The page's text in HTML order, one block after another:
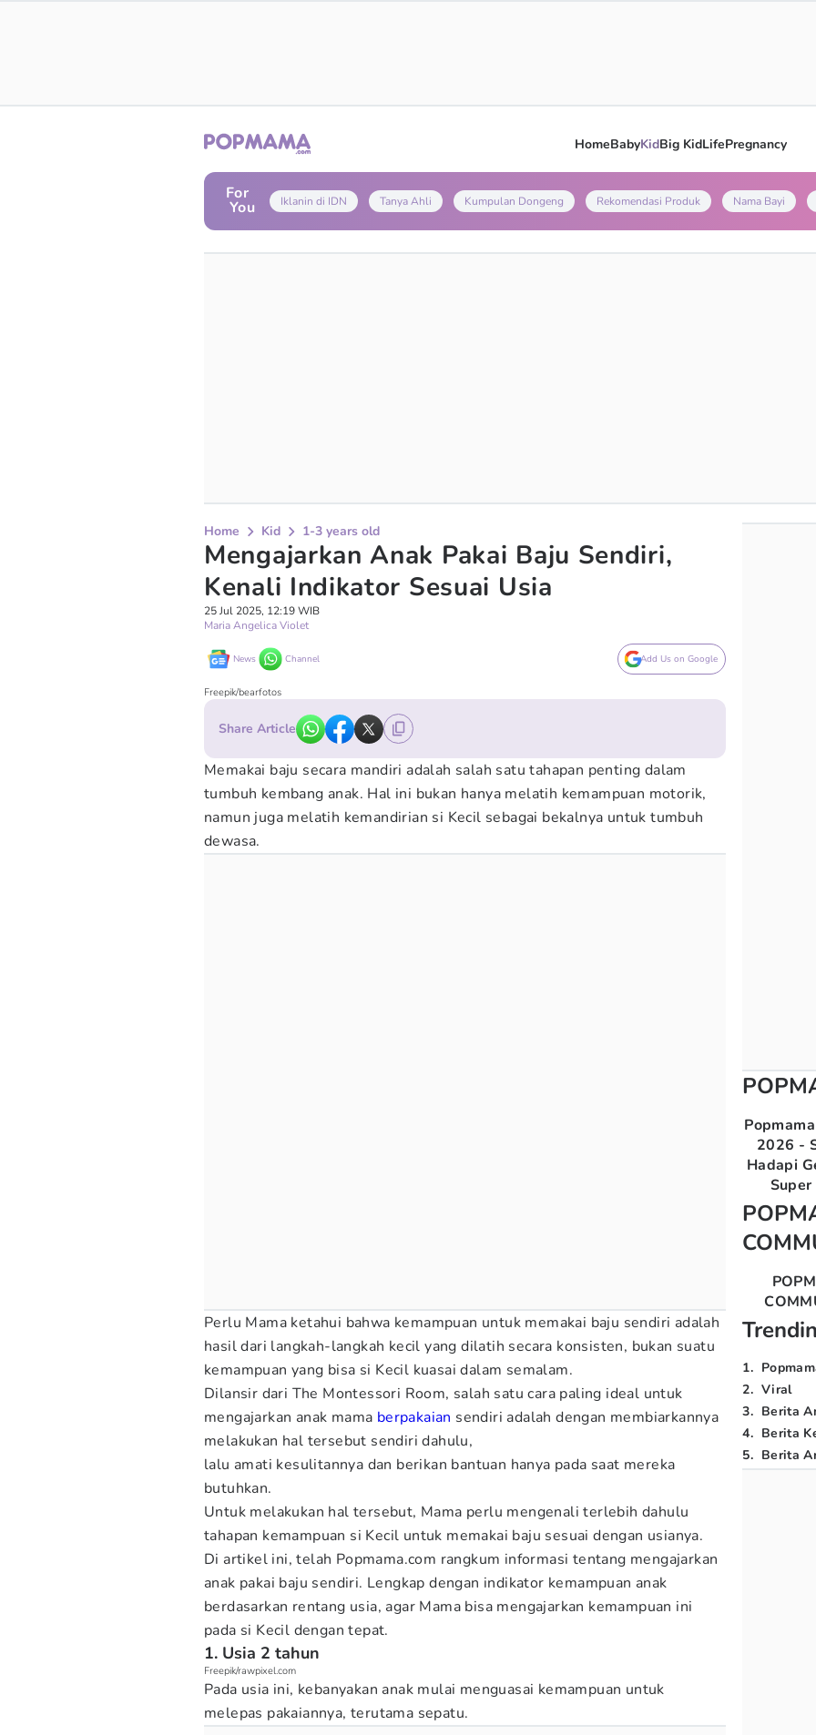
HomeBabyKidBig KidLifePregnancy
For
You Iklanin di IDN Tanya Ahli Kumpulan Dongeng Rekomendasi Produk Nama Bayi
Home Kid 1-3 years old
Mengajarkan Anak Pakai Baju Sendiri,
Kenali Indikator Sesuai Usia
25 Jul 2025, 12:19 WIB
Maria Angelica Violet
News Channel Add Us on Google
Freepik/bearfotos
Share Article
Memakai baju secara mandiri adalah salah satu tahapan penting dalam
tumbuh kembang anak. Hal ini bukan hanya melatih kemampuan motorik,
namun juga melatih kemandirian si Kecil sebagai bekalnya untuk tumbuh
dewasa.
Perlu Mama ketahui bahwa kemampuan untuk memakai baju sendiri adalah
hasil dari langkah-langkah kecil yang dilatih secara konsisten, bukan suatu
kemampuan yang bisa si Kecil kuasai dalam semalam.
Dilansir dari The Montessori Room, salah satu cara paling ideal untuk
mengajarkan anak mama berpakaian sendiri adalah dengan membiarkannya
melakukan hal tersebut sendiri dahulu,
lalu amati kesulitannya dan berikan bantuan hanya pada saat mereka
butuhkan.
Untuk melakukan hal tersebut, Mama perlu mengenali terlebih dahulu
tahapan kemampuan si Kecil untuk memakai baju sesuai dengan usianya.
Di artikel ini, telah Popmama.com rangkum informasi tentang mengajarkan
anak pakai baju sendiri. Lengkap dengan indikator kemampuan anak
berdasarkan rentang usia, agar Mama bisa mengajarkan kemampuan ini
pada si Kecil dengan tepat.
1. Usia 2 tahun
Freepik/rawpixel.com
Pada usia ini, kebanyakan anak mulai menguasai kemampuan untuk
melepas pakaiannya, terutama sepatu.
2026 -
Hadapi
1.
2. Viral
3. Berita
4. Berita
5. Berita